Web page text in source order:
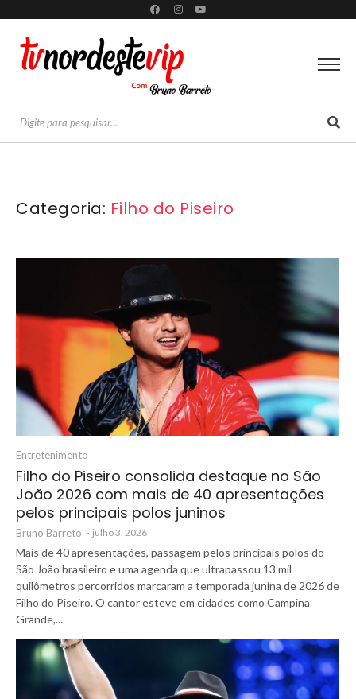
Categoria: Filho do Piseiro
Entretenimento
Filho do Piseiro consolida destaque no São
João 2026 com mais de 40 apresentações
pelos principais polos juninos
Bruno Barreto - julho 3, 2026
Mais de 40 apresentações, passagem pelos principais polos do
São João brasileiro e uma agenda que ultrapassou 13 mil
quilômetros percorridos marcaram a temporada junina de 2026 de
Filho do Piseiro. O cantor esteve em cidades como Campina
Grande,...